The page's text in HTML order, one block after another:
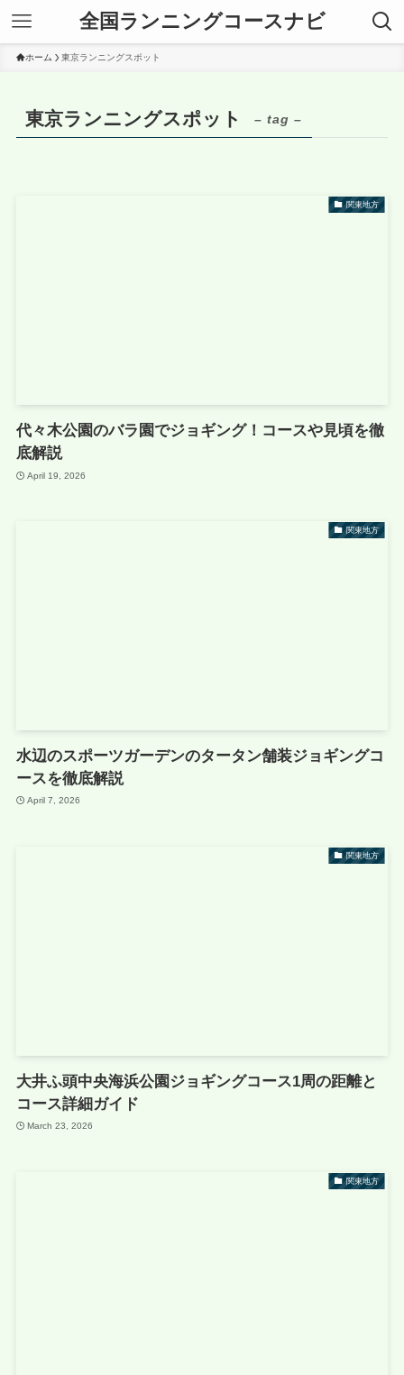
全国ランニングコースナビ
ホーム 東京ランニングスポット
東京ランニングスポット – tag –
関東地方
代々木公園のバラ園でジョギング！コースや見頃を徹
底解説
April 19, 2026
関東地方
水辺のスポーツガーデンのタータン舗装ジョギングコ
ースを徹底解説
April 7, 2026
関東地方
大井ふ頭中央海浜公園ジョギングコース1周の距離と
コース詳細ガイド
March 23, 2026
関東地方